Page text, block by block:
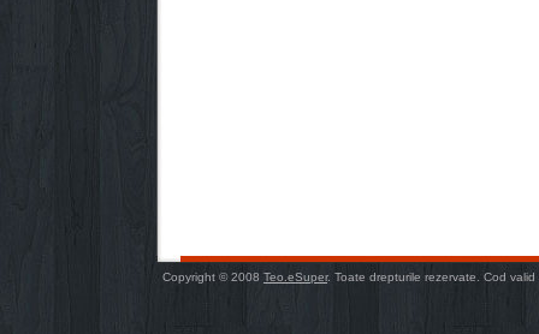
Copyright © 2008 Teo.eSuper. Toate drepturile rezervate. Cod valid